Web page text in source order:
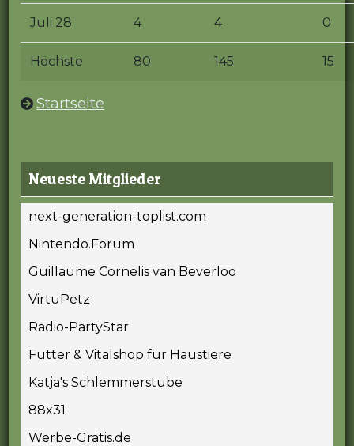
Juli 28 4 4 0
Höchste 80 145 15
Startseite
Neueste Mitglieder
next-generation-toplist.com
Nintendo.Forum
Guillaume Cornelis van Beverloo
VirtuPetz
Radio-PartyStar
Futter & Vitalshop für Haustiere
Katja's Schlemmerstube
88x31
Werbe-Gratis.de